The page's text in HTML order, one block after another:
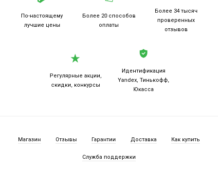
По-настоящему
лучшие цены
Более 20 способов
оплаты
Более 34 тысяч
проверенных
отзывов
Регулярные акции,
скидки, конкурсы
Идентификация
Yandex, Тинькофф,
Юкасса
Магазин Отзывы Гарантии Доставка Как купить
Служба поддержки